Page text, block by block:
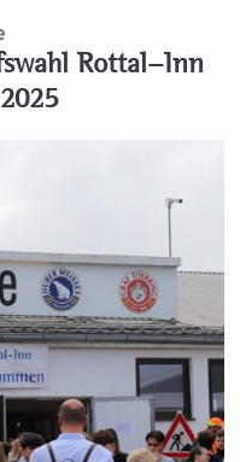
Rottal-Inn